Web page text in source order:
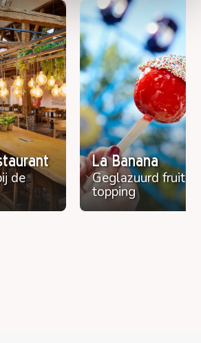
en speelplekken
de
La Banana
Geglazuurd fruit
topping